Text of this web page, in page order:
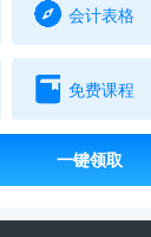
会计表格
免费课程
一键领取